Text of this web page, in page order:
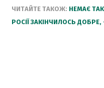
ЧИТАЙТЕ ТАКОЖ: НЕМАЄ
РОСІЇ ЗАКІНЧИЛОСЬ